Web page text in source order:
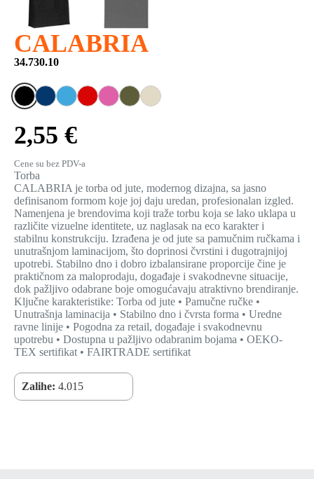
CALABRIA
34.730.10
2,55 €
Cene su bez PDV-a
Torba
CALABRIA je torba od jute, modernog dizajna, sa jasno
definisanom formom koje joj daju uredan, profesionalan izgled.
Namenjena je brendovima koji traže torbu koja se lako uklapa u
različite vizuelne identitete, uz naglasak na eco karakter i
stabilnu konstrukciju. Izrađena je od jute sa pamučnim ručkama i
unutrašnjom laminacijom, što doprinosi čvrstini i dugotrajnijoj
upotrebi. Stabilno dno i dobro izbalansirane proporcije čine je
praktičnom za maloprodaju, događaje i svakodnevne situacije,
dok pažljivo odabrane boje omogućavaju atraktivno brendiranje.
Ključne karakteristike: Torba od jute • Pamučne ručke •
Unutrašnja laminacija • Stabilno dno i čvrsta forma • Uredne
ravne linije • Pogodna za retail, događaje i svakodnevnu
upotrebu • Dostupna u pažljivo odabranim bojama • OEKO-
TEX sertifikat • FAIRTRADE sertifikat
Zalihe: 4.015